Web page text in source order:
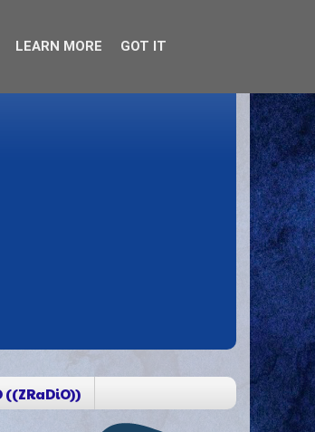
((ZRaDiO))
LEARN MORE GOT IT